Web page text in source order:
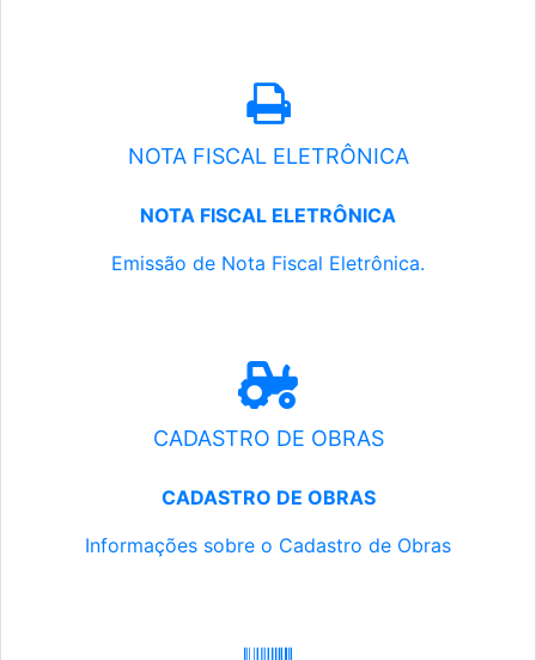
NOTA FISCAL ELETRÔNICA
NOTA FISCAL ELETRÔNICA
Emissão de Nota Fiscal Eletrônica.
CADASTRO DE OBRAS
CADASTRO DE OBRAS
Informações sobre o Cadastro de Obras